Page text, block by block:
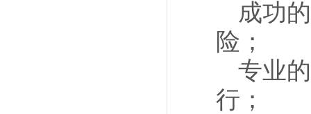
成功
险；
专业
行；